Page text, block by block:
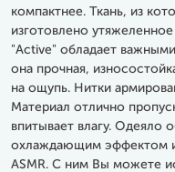
компактнее. Ткань, из
изготовлено
"Active" обладает
она прочная,
на ощупь. Нитки
Материал отлично
впитывает влагу. Одеяло
охлаждающим эффектом
ASMR. С ним Вы можете